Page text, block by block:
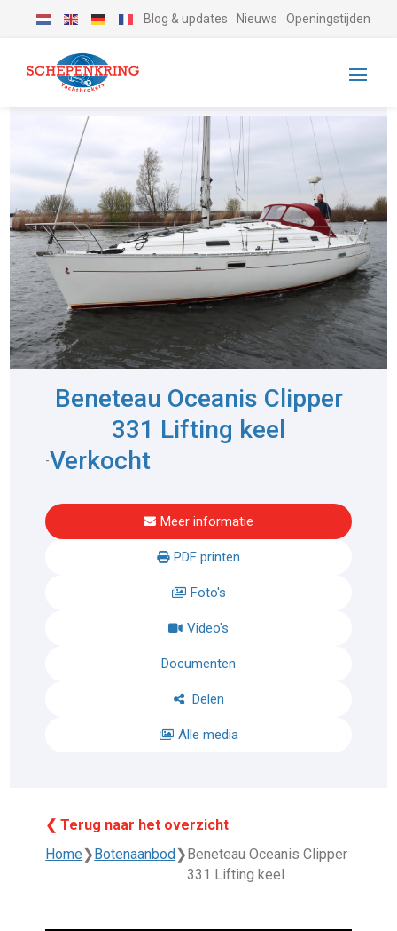
Blog & updates Nieuws Openingstijden
Beneteau Oceanis Clipper
331 Lifting keel
-Verkocht
Meer informatie
PDF printen
Foto's
Video's
Documenten
Delen
Alle media
❮ Terug naar het overzicht
Home❯Botenaanbod❯Beneteau Oceanis Clipper
331 Lifting keel